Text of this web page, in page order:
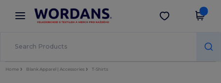
× Aplikace Wordans
Lepší ceny v aplikaci!
Stáhnout app
Home Blank Apparel | Accessories T-Shirts